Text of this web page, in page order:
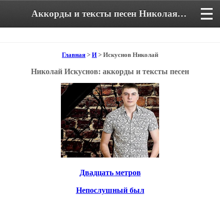
Аккорды и тексты песен Николая Искуснова
Главная > И > Искуснов Николай
Николай Искуснов: аккорды и тексты песен
Двадцать метров
Непослушный был